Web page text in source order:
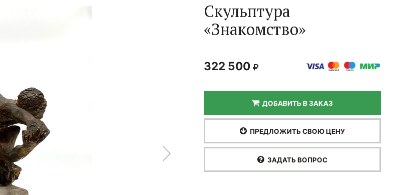
Скульптура
«Знакомство»
322 500
ДОБАВИТЬ В ЗАКАЗ
ПРЕДЛОЖИТЬ СВОЮ ЦЕНУ
ЗАДАТЬ ВОПРОС